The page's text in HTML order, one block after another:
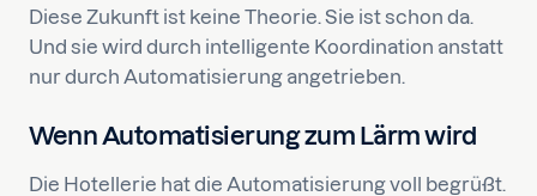
Diese Zukunft ist keine Theorie. Sie ist schon da.
Und sie wird durch intelligente Koordination anstatt
nur durch Automatisierung angetrieben.
Wenn Automatisierung zum Lärm wird
Die Hotellerie hat die Automatisierung voll begrüßt.